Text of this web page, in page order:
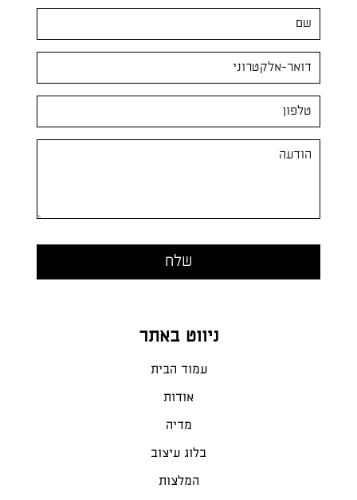
ניווט באתר
עמוד הבית
אודות
מדיה
בלוג עיצוב
המלצות